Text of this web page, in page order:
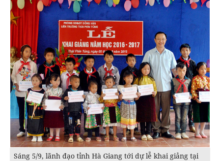
Sáng 5/9, lãnh đạo tỉnh Hà Giang tới dự lễ khai giảng tại